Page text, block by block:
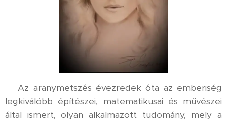
Az aranymetszés évezredek óta az emberiség
legkiválóbb építészei, matematikusai és művészei
által ismert, olyan alkalmazott tudomány, mely a